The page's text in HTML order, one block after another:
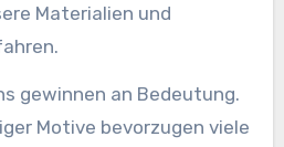
Materialien und
gewinnen an Bedeutung.
Motive bevorzugen viele